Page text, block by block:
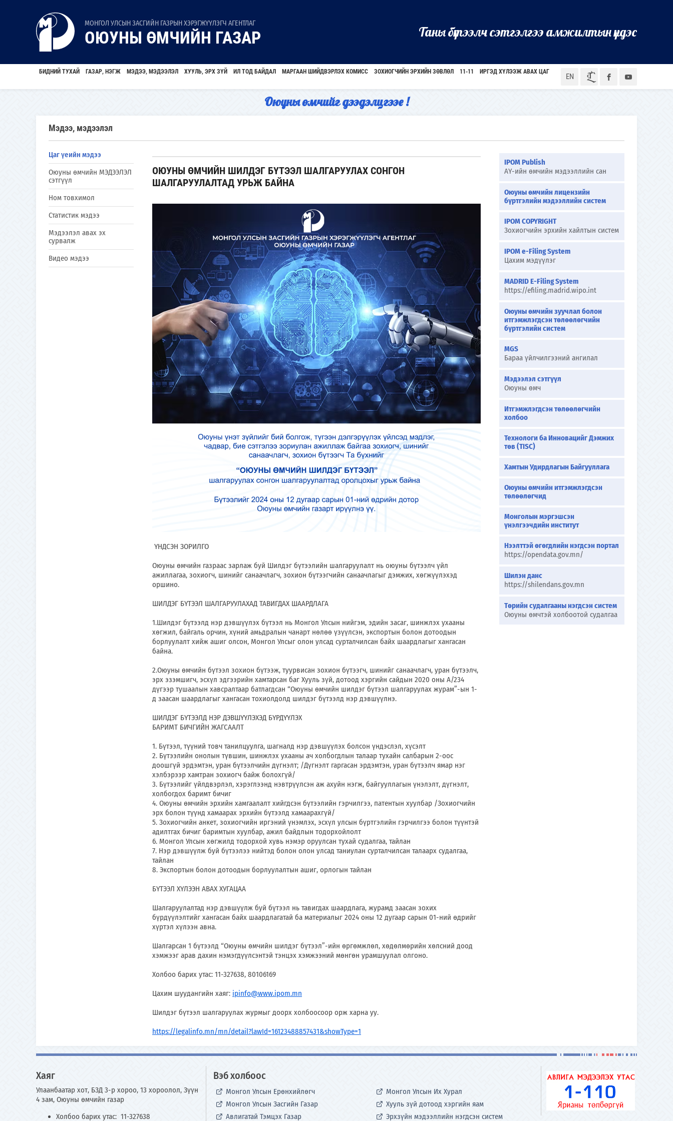
МОНГОЛ УЛСЫН ЗАСГИЙН ГАЗРЫН ХЭРЭГЖҮҮЛЭГЧ АГЕНТЛАГ
ОЮУНЫ ӨМЧИЙН ГАЗАР Таны бүтээлч сэтгэлгээ амжилтын үндэс
EN ᠮᠣᠨ
БИДНИЙ ТУХАЙ ГАЗАР, НЭГЖ МЭДЭЭ, МЭДЭЭЛЭЛ ХУУЛЬ, ЭРХ ЗҮЙ ИЛ ТОД БАЙДАЛ МАРГААН ШИЙДВЭРЛЭХ КОМИСС ЗОХИОГЧИЙН ЭРХИЙН ЗӨВЛӨЛ 11-11 ИРГЭД ХҮЛЭЭЖ АВАХ ЦАГ
Оюуны өмчийг дээдэлцгээе !
Мэдээ, мэдээлэл
Цаг үеийн мэдээ
Оюуны өмчийн МЭДЭЭЛЭЛ
сэтгүүл
Ном товхимол
Статистик мэдээ
Мэдээлэл авах эх
сурвалж
Видео мэдээ
ОЮУНЫ ӨМЧИЙН ШИЛДЭГ БҮТЭЭЛ ШАЛГАРУУЛАХ СОНГОН
ШАЛГАРУУЛАЛТАД УРЬЖ БАЙНА
ҮНДСЭН ЗОРИЛГО
Оюуны өмчийн газраас зарлаж буй Шилдэг бүтээлийн шалгаруулалт нь оюуны бүтээлч үйл
ажиллагаа, зохиогч, шинийг санаачлагч, зохион бүтээгчийн санаачлагыг дэмжих, хөгжүүлэхэд
оршино.
ШИЛДЭГ БҮТЭЭЛ ШАЛГАРУУЛАХАД ТАВИГДАХ ШААРДЛАГА
1.Шилдэг бүтээлд нэр дэвшүүлэх бүтээл нь Монгол Улсын нийгэм, эдийн засаг, шинжлэх ухааны
хөгжил, байгаль орчин, хүний амьдралын чанарт нөлөө үзүүлсэн, экспортын болон дотоодын
борлуулалт хийж ашиг олсон, Монгол Улсыг олон улсад сурталчилсан байх шаардлагыг хангасан
байна.
2.Оюуны өмчийн бүтээл зохион бүтээж, туурвисан зохион бүтээгч, шинийг санаачлагч, уран бүтээлч,
эрх эзэмшигч, эсхүл эдгээрийн хамтарсан баг Хууль зүй, дотоод хэргийн сайдын 2020 оны А/234
дүгээр тушаалын хавсралтаар батлагдсан “Оюуны өмчийн шилдэг бүтээл шалгаруулах журам”-ын 1-
д заасан шаардлагыг хангасан тохиолдолд шилдэг бүтээлд нэр дэвшүүлнэ.
ШИЛДЭГ БҮТЭЭЛД НЭР ДЭВШҮҮЛЭХЭД БҮРДҮҮЛЭХ
БАРИМТ БИЧГИЙН ЖАГСААЛТ
1. Бүтээл, түүний товч танилцуулга, шагналд нэр дэвшүүлэх болсон үндэслэл, хүсэлт
2. Бүтээлийн онолын түвшин, шинжлэх ухааны ач холбогдлын талаар тухайн салбарын 2-оос
доошгүй эрдэмтэн, уран бүтээлчийн дүгнэлт; /Дүгнэлт гаргасан эрдэмтэн, уран бүтээлч ямар нэг
хэлбэрээр хамтран зохиогч байж болохгүй/
3. Бүтээлийг үйлдвэрлэл, хэрэглээнд нэвтрүүлсэн аж ахуйн нэгж, байгууллагын үнэлэлт, дүгнэлт,
холбогдох баримт бичиг
4. Оюуны өмчийн эрхийн хамгаалалт хийгдсэн бүтээлийн гэрчилгээ, патентын хуулбар /Зохиогчийн
эрх болон түүнд хамаарах эрхийн бүтээлд хамаарахгүй/
5. Зохиогчийн анкет, зохиогчийн иргэний үнэмлэх, эсхүл улсын бүртгэлийн гэрчилгээ болон түүнтэй
адилтгах бичиг баримтын хуулбар, ажил байдлын тодорхойлолт
6. Монгол Улсын хөгжилд тодорхой хувь нэмэр оруулсан тухай судалгаа, тайлан
7. Нэр дэвшүүлж буй бүтээлээ нийтэд болон олон улсад таниулан сурталчилсан талаарх судалгаа,
тайлан
8. Экспортын болон дотоодын борлуулалтын ашиг, орлогын тайлан
БҮТЭЭЛ ХҮЛЭЭН АВАХ ХУГАЦАА
Шалгаруулалтад нэр дэвшүүлж буй бүтээл нь тавигдах шаардлага, журамд заасан зохих
бүрдүүлэлтийг хангасан байх шаардлагатай ба материалыг 2024 оны 12 дугаар сарын 01-ний өдрийг
хүртэл хүлээн авна.
Шалгарсан 1 бүтээлд “Оюуны өмчийн шилдэг бүтээл”-ийн өргөмжлөл, хөдөлмөрийн хөлсний доод
хэмжээг арав дахин нэмэгдүүлсэнтэй тэнцэх хэмжээний мөнгөн урамшуулал олгоно.
Холбоо барих утас: 11-327638, 80106169
Цахим шуудангийн хаяг: ipinfo@www.ipom.mn
Шилдэг бүтээл шалгаруулах журмыг доорх холбоосоор орж харна уу.
https://legalinfo.mn/mn/detail?lawId=16123488857431&showType=1
IPOM Publish
АҮ-ийн өмчийн мэдээллийн сан
Оюуны өмчийн лицензийн
бүртгэлийн мэдээллийн систем
IPOM COPYRIGHT
Зохиогчийн эрхийн хайлтын систем
IPOM e-Filing System
Цахим мэдүүлэг
MADRID E-Filing System
https://efiling.madrid.wipo.int
Оюуны өмчийн зуучлал болон
итгэмжлэгдсэн төлөөлөгчийн
бүртгэлийн систем
MGS
Бараа үйлчилгээний ангилал
Мэдээлэл сэтгүүл
Оюуны өмч
Итгэмжлэгдсэн төлөөлөгчийн
холбоо
Технологи ба Инновацийг Дэмжих
төв (TISC)
Хамтын Удирдлагын Байгууллага
Оюуны өмчийн итгэмжлэгдсэн
төлөөлөгчид
Монголын мэргэшсэн
үнэлгээчдийн институт
Нээлттэй өгөгдлийн нэгдсэн портал
https://opendata.gov.mn/
Шилэн данс
https://shilendans.gov.mn
Төрийн судалгааны нэгдсэн систем
Оюуны өмчтэй холбоотой судалгаа
Хаяг
Улаанбаатар хот, БЗД 3-р хороо, 13 хороолол, Зүүн
4 зам, Оюуны өмчийн газар
Холбоо барих утас: 11-327638
Вэб холбоос
Монгол Улсын Ерөнхийлөгч
Монгол Улсын Их Хурал
Монгол Улсын Засгийн Газар
Хууль зүй дотоод хэргийн яам
Авлигатай Тэмцэх Газар
Эрхзүйн мэдээллийн нэгдсэн систем